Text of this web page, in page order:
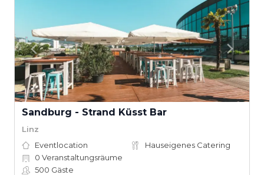
Sandburg - Strand Küsst Bar
Linz
Eventlocation
Hauseigenes Catering
0 Veranstaltungsräume
500 Gäste